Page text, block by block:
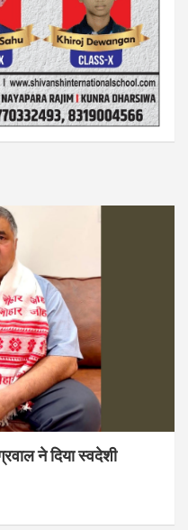
ने दिया स्वदेशी